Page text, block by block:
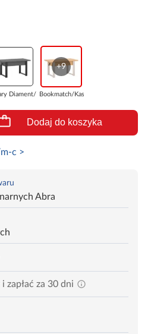
Diament/C...
+9
Bookmatch/Kaszm...
Dodaj do koszyka
c >
Abra
zapłać za 30 dni